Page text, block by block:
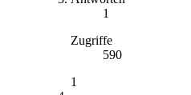
1
Zugriffe
590
1